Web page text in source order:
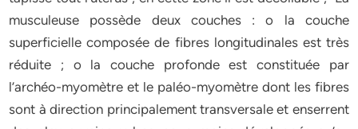
musculeuse possède deux couches : o la couche
superficielle composée de fibres longitudinales est très
réduite ; o la couche profonde est constituée par
l’archéo-myomètre et le paléo-myomètre dont les fibres
sont à direction principalement transversale et enserrent